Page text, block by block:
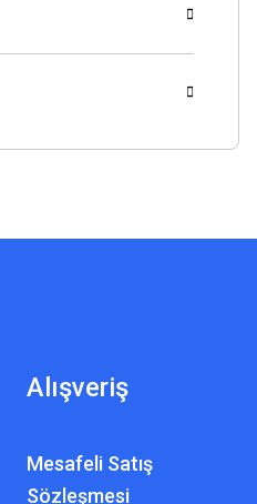
Alışveriş
Mesafeli Satış
Sözleşmesi